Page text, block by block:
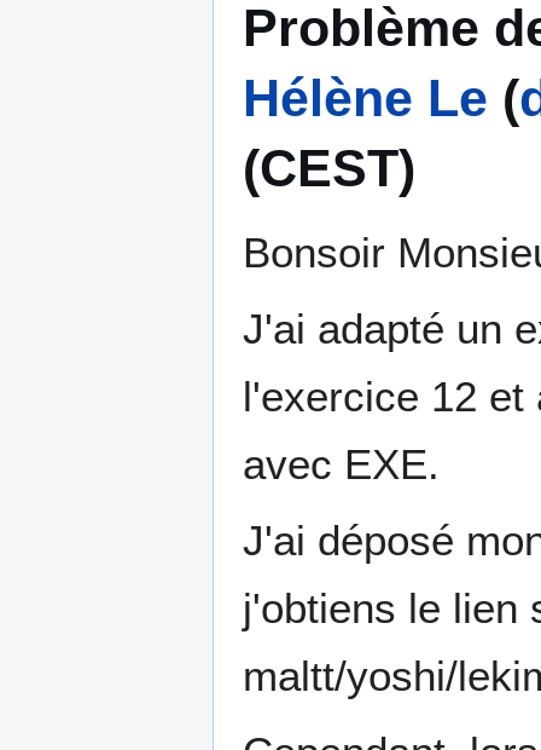
Problème
Hélène Le (
(CEST)
Bonsoir
J'ai adapté un
l'exercice 12 et
avec EXE.
J'ai déposé
j'obtiens le lien
maltt/yoshi/